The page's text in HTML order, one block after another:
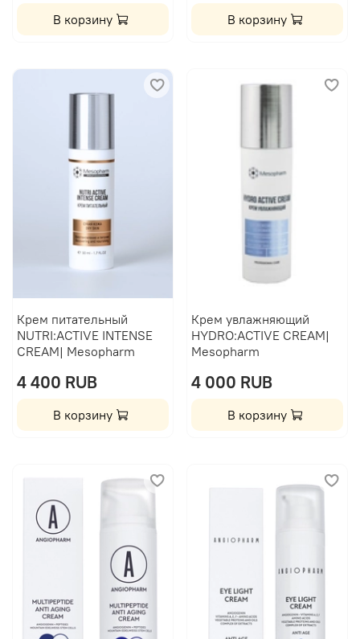
В корзину В корзину
Крем питательный
NUTRI:ACTIVE INTENSE
CREAM| Mesopharm
4 400 RUB
В корзину
Крем увлажняющий
HYDRO:ACTIVE CREAM|
Mesopharm
4 000 RUB
В корзину